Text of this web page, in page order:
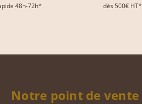
48h-72h* dès 500€ HT*
Notre point de vente